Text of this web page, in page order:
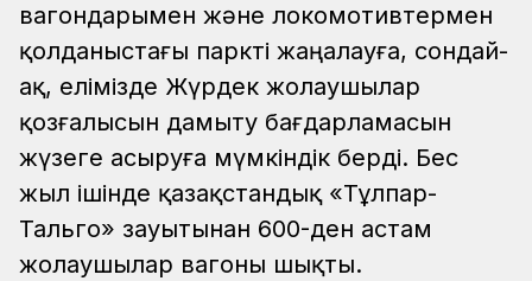
вагондарымен және локомотивтермен
қолданыстағы паркті жаңалауға, сондай-
ақ, елімізде Жүрдек жолаушылар
қозғалысын дамыту бағдарламасын
жүзеге асыруға мүмкіндік берді. Бес
жыл ішінде қазақстандық «Тұлпар-
Тальго» зауытынан 600-ден астам
жолаушылар вагоны шықты.